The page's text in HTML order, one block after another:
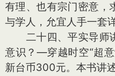
有理、也有宗门密意，
与学人，允宜人手一套
二十四、平实导师
意识？—穿越时空“超
新台币300元。本书讲